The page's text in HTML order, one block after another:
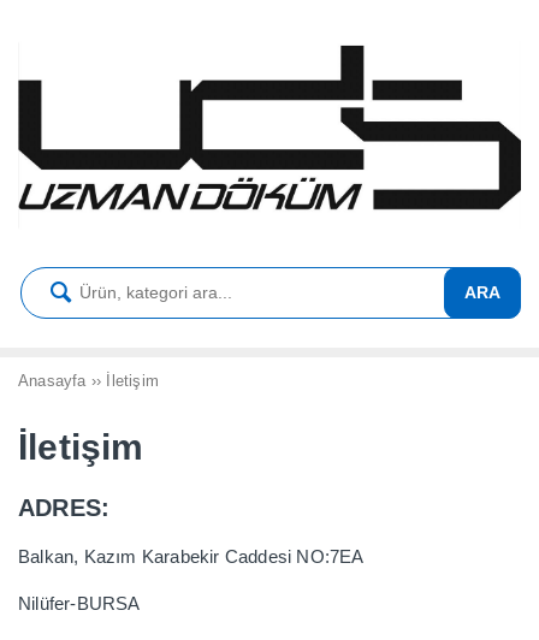
ARA
Anasayfa ›› İletişim
İletişim
ADRES:
Balkan, Kazım Karabekir Caddesi NO:7EA
Nilüfer-BURSA